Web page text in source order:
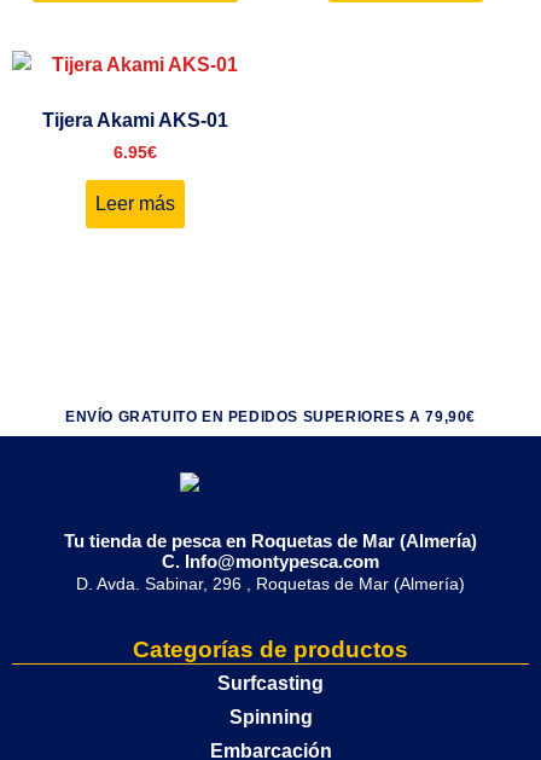
Tijera Akami AKS-01
6.95€
Leer más
ENVÍO GRATUITO EN PEDIDOS SUPERIORES A 79,90€
Tu tienda de pesca en Roquetas de Mar (Almería)
C. Info@montypesca.com
D. Avda. Sabinar, 296 , Roquetas de Mar (Almería)
Categorías de productos
Surfcasting
Spinning
Embarcación